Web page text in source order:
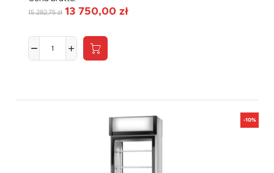
15 282,75 zł 13 750,00 zł
-10%